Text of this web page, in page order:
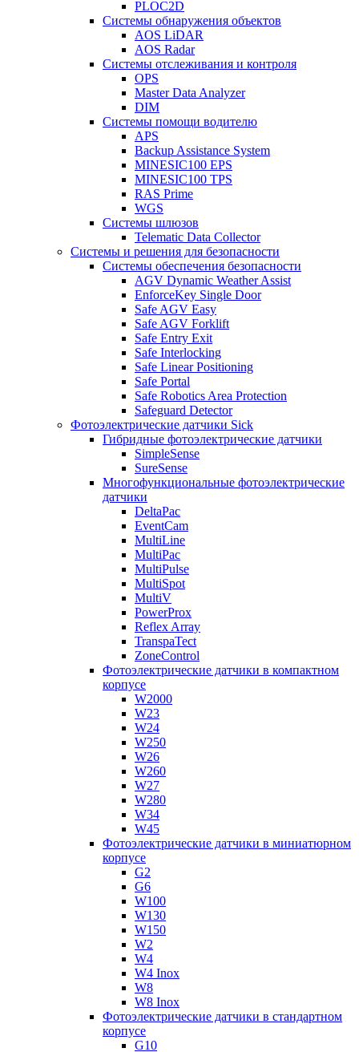
PLOC2D
Системы обнаружения объектов
AOS LiDAR
AOS Radar
Системы отслеживания и контроля
OPS
Master Data Analyzer
DIM
Системы помощи водителю
APS
Backup Assistance System
MINESIC100 EPS
MINESIC100 TPS
RAS Prime
WGS
Системы шлюзов
Telematic Data Collector
Системы и решения для безопасности
Системы обеспечения безопасности
AGV Dynamic Weather Assist
EnforceKey Single Door
Safe AGV Easy
Safe AGV Forklift
Safe Entry Exit
Safe Interlocking
Safe Linear Positioning
Safe Portal
Safe Robotics Area Protection
Safeguard Detector
Фотоэлектрические датчики Sick
Гибридные фотоэлектрические датчики
SimpleSense
SureSense
Многофункциональные фотоэлектрические
датчики
DeltaPac
EventCam
MultiLine
MultiPac
MultiPulse
MultiSpot
MultiV
PowerProx
Reflex Array
TranspaTect
ZoneControl
Фотоэлектрические датчики в компактном
корпусе
W2000
W23
W24
W250
W26
W260
W27
W280
W34
W45
Фотоэлектрические датчики в миниатюрном
корпусе
G2
G6
W100
W130
W150
W2
W4
W4 Inox
W8
W8 Inox
Фотоэлектрические датчики в стандартном
корпусе
G10